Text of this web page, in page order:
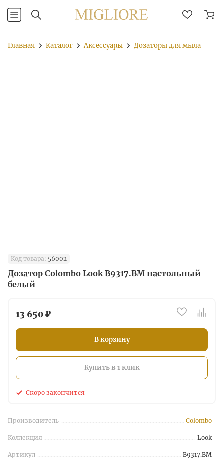
Главная Каталог Аксессуары Дозаторы для мыла
Код товара: 56002
Дозатор Colombo Look B9317.BM настольный
белый
13 650 ₽
В корзину
Купить в 1 клик
Скоро закончится
Производитель Colombo
Коллекция Look
Артикул B9317.BM